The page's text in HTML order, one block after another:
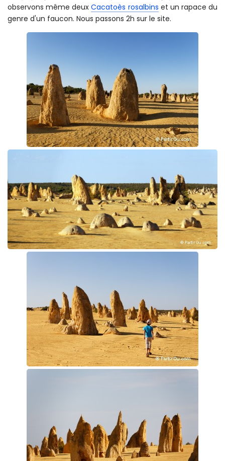
prolongeons notre randonnée en suivant l'ensemble de la
piste empruntée habituellement par les véhicules. La
observons même deux
Cacatoès rosalbins
genre d'un faucon. Nous passons 2h sur le site.